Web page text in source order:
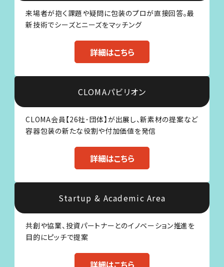
来場者が抱く課題や疑問に包装のプロが直接回答。最
新技術でシーズとニーズをマッチング
詳細はこちら
CLOMAパビリオン
CLOMA会員【26社･団体】が出展し、新素材の提案など
容器包装の新たな役割や付加価値を発信
詳細はこちら
Startup & Academic Area
共創や協業、投資パートナーとのイノベーション推進を
目的にピッチで提案
詳細はこちら